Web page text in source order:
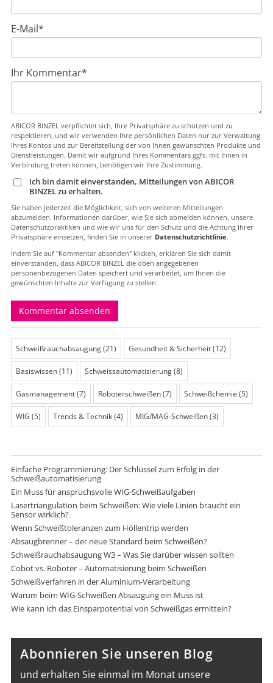
E-Mail*
Ihr Kommentar*
ABICOR BINZEL verpflichtet sich, Ihre Privatsphäre zu schützen und zu
respektieren, und wir verwenden Ihre persönlichen Daten nur zur Verwaltung
Ihres Kontos und zur Bereitstellung der von Ihnen gewünschten Produkte und
Dienstleistungen. Damit wir aufgrund Ihres Kommentars ggfs. mit Ihnen in
Verbindung treten können, benötigen wir Ihre Zustimmung.
Ich bin damit einverstanden, Mitteilungen von ABICOR
BINZEL zu erhalten.
Sie haben jederzeit die Möglichkeit, sich von weiteren Mitteilungen
abzumelden. Informationen darüber, wie Sie sich abmelden können, unsere
Datenschutzpraktiken und wie wir uns für den Schutz und die Achtung Ihrer
Privatsphäre einsetzen, finden Sie in unserer Datenschutzrichtlinie.
Indem Sie auf "Kommentar absenden" klicken, erklären Sie sich damit
einverstanden, dass ABICOR BINZEL die oben angegebenen
personenbezogenen Daten speichert und verarbeitet, um Ihnen die
gewünschten Inhalte zur Verfügung zu stellen.
Schweißrauchabsaugung(21) Gesundheit & Sicherheit(12)
Basiswissen(11) Schweissautomatisierung(8)
Gasmanagement(7) Roboterschweißen(7) Schweißchemie (5)
WIG (5) Trends & Technik(4) MIG/MAG-Schweißen(3)
Einfache Programmierung: Der Schlüssel zum Erfolg in der
Schweißautomatisierung
Ein Muss für anspruchsvolle WIG-Schweißaufgaben
Lasertriangulation beim Schweißen: Wie viele Linien braucht ein
Sensor wirklich?
Wenn Schweißtoleranzen zum Höllentrip werden
Absaugbrenner – der neue Standard beim Schweißen?
Schweißrauchabsaugung W3 – Was Sie darüber wissen sollten
Cobot vs. Roboter – Automatisierung beim Schweißen
Schweißverfahren in der Aluminium-Verarbeitung
Warum beim WIG-Schweißen Absaugung ein Muss ist
Wie kann ich das Einsparpotential von Schweißgas ermitteln?
Abonnieren Sie unseren Blog
und erhalten Sie einmal im Monat unsere